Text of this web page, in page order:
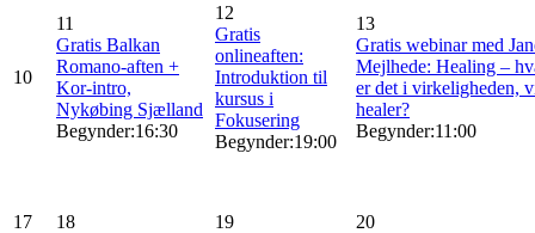
10
11
Gratis Balkan
Romano-aften +
Kor-intro,
Nykøbing Sjælland
Begynder:16:30
12
Gratis
onlineaften:
Introduktion til
kursus i
Fokusering
Begynder:19:00
13
Gratis webinar med
Mejlhede: Healing –
er det i virkeligheden,
healer?
Begynder:11:00
17 18 19 20